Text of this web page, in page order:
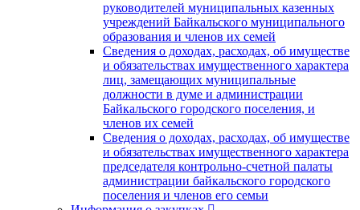
руководителей муниципальных казенных
учреждений Байкальского муниципального
образования и членов их семей
Сведения о доходах, расходах, об имуществе
и обязательствах имущественного характера
лиц, замещающих муниципальные
должности в думе и администрации
Байкальского городского поселения, и
членов их семей
Сведения о доходах, расходах, об имуществе
и обязательствах имущественного характера
председателя контрольно-счетной палаты
администрации байкальского городского
поселения и членов его семьи